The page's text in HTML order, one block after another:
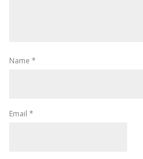
Name *
Email *